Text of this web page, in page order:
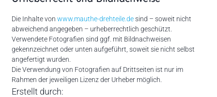
Die Inhalte von www.mauthe-drehteile.desind – soweit nicht
abweichend angegeben – urheberrechtlich geschützt.
Verwendete Fotografien sind ggf. mit Bildnachweisen
gekennzeichnet oder unten aufgeführt, soweit sie nicht selbst
angefertigt wurden.
Die Verwendung von Fotografien auf Drittseiten ist nur im
Rahmen der jeweiligen Lizenz der Urheber möglich.
Erstellt durch: